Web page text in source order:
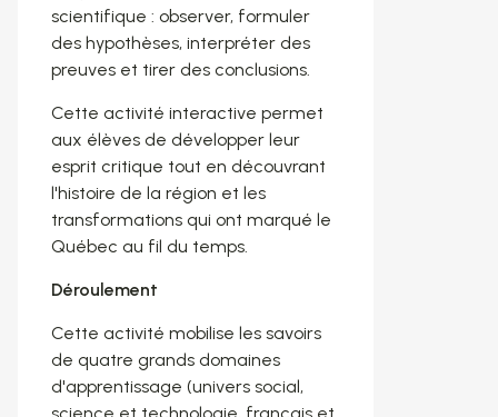
scientifique : observer, formuler
des hypothèses, interpréter des
preuves et tirer des conclusions.
Cette activité interactive permet
aux élèves de développer leur
esprit critique tout en découvrant
l'histoire de la région et les
transformations qui ont marqué le
Québec au fil du temps.
Déroulement
Cette activité mobilise les savoirs
de quatre grands domaines
d'apprentissage (univers social,
science et technologie, français et